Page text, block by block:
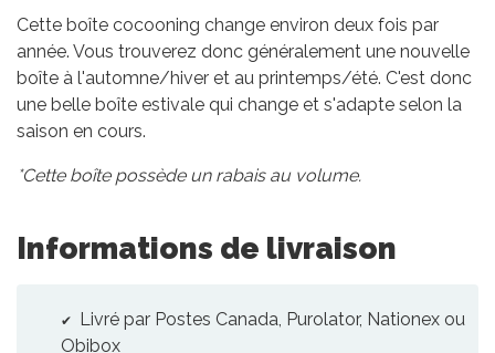
Cette boîte cocooning change environ deux fois par
année. Vous trouverez donc généralement une nouvelle
boîte à l'automne/hiver et au printemps/été. C'est donc
une belle boîte estivale qui change et s'adapte selon la
saison en cours.
*Cette boîte possède un rabais au volume.
Informations de livraison
Livré par Postes Canada, Purolator, Nationex ou
Obibox